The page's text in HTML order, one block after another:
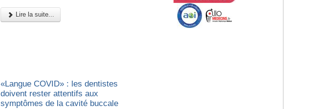
Lire la suite...
«Langue COVID» : les dentistes
doivent rester attentifs aux
symptômes de la cavité buccale